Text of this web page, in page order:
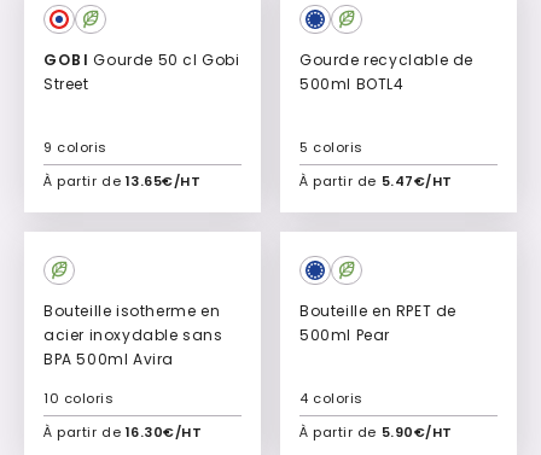
Culte
GOBI Gourde 50 cl Gobi
Street
À partir de 13.65€/HT
9 coloris
Ajouter à mon devis
Gourde recyclable de
500ml BOTL4
À partir de 5.47€/HT
5 coloris
Ajouter à mon devis
Bouteille isotherme en
acier inoxydable sans
BPA 500ml Avira
À partir de 16.30€/HT
10 coloris
Bouteille en RPET de
500ml Pear
À partir de 5.90€/HT
4 coloris